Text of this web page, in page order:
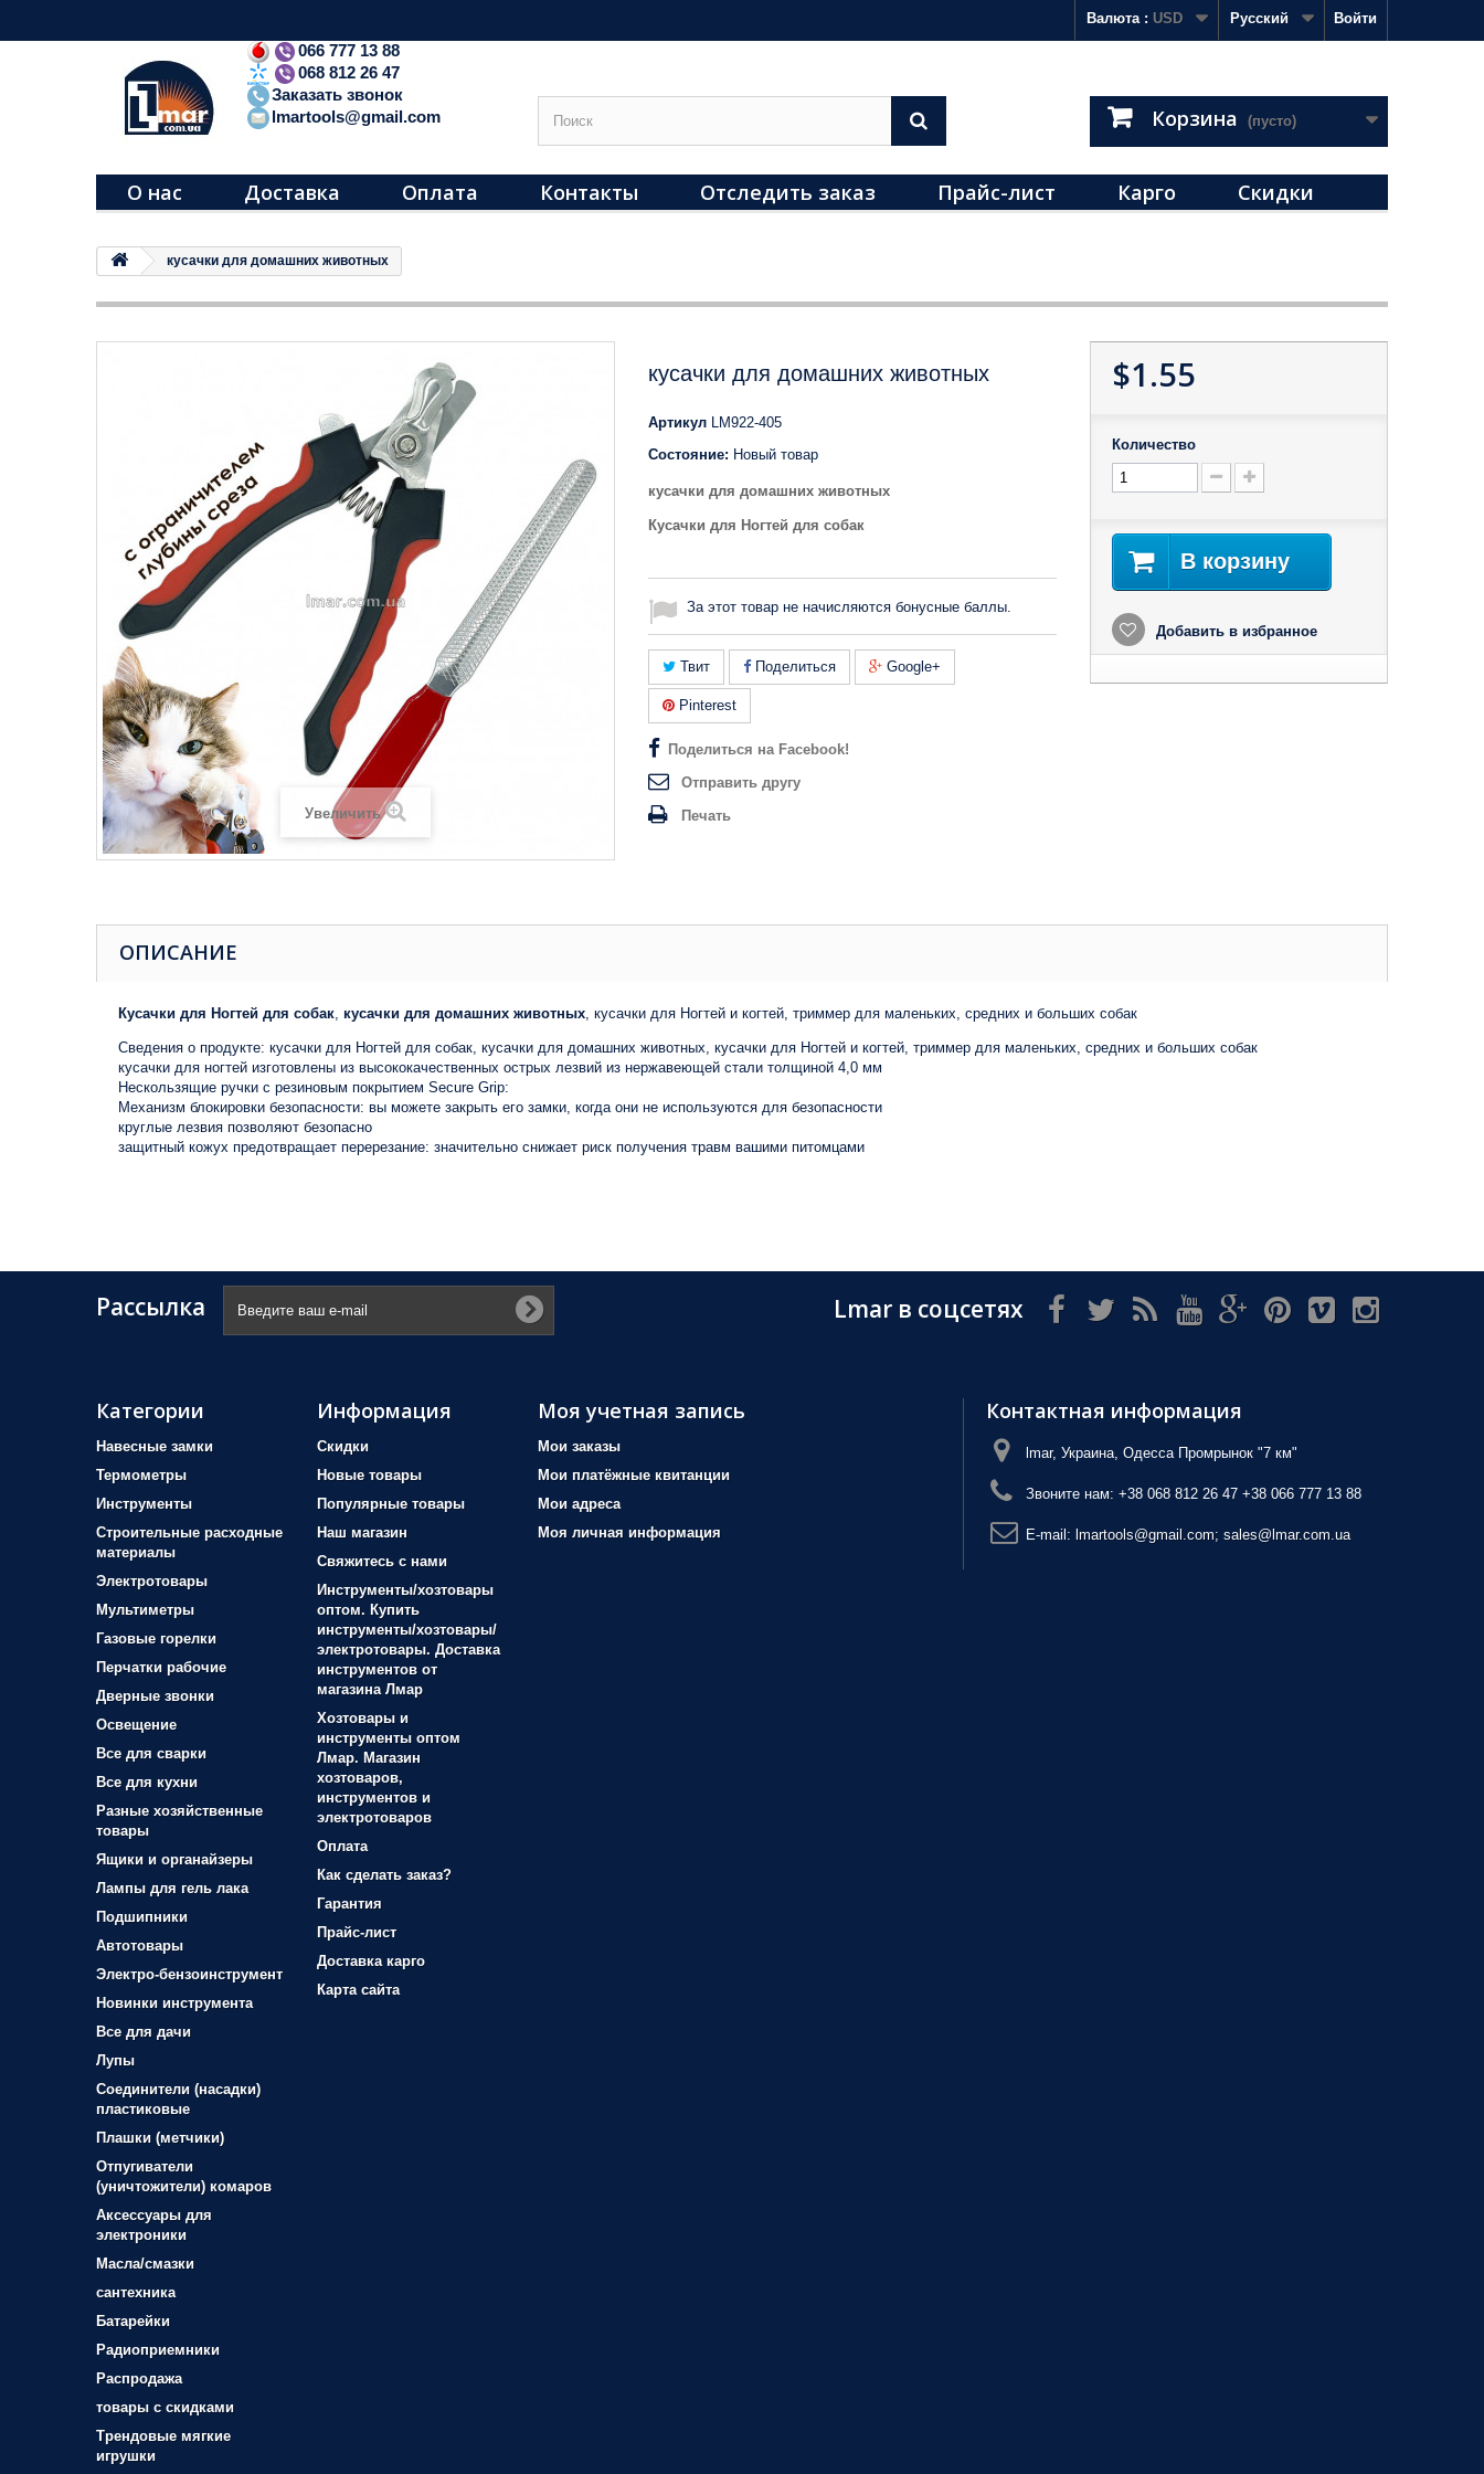
Войти
Русский
Валюта : USD
066 777 13 88
068 812 26 47
Заказать звонок
lmartools@gmail.com
Корзина (пусто)
О нас Доставка Оплата Контакты Отследить заказ Прайс-лист Карго Скидки
кусачки для домашних животных
Увеличить
кусачки для домашних животных
Артикул LM922-405
Состояние: Новый товар
кусачки для домашних животных
Кусачки для Ногтей для собак
За этот товар не начисляются бонусные баллы.
Твит Поделиться Google+
Pinterest
Поделиться на Facebook!
Отправить другу
Печать
$1.55
Количество
В корзину
Добавить в избранное
ОПИСАНИЕ
Кусачки для Ногтей для собак, кусачки для домашних животных, кусачки для Ногтей и когтей, триммер для маленьких, средних и больших собак
Сведения о продукте: кусачки для Ногтей для собак, кусачки для домашних животных, кусачки для Ногтей и когтей, триммер для маленьких, средних и больших собак
кусачки для ногтей изготовлены из высококачественных острых лезвий из нержавеющей стали толщиной 4,0 мм
Нескользящие ручки с резиновым покрытием Secure Grip:
Механизм блокировки безопасности: вы можете закрыть его замки, когда они не используются для безопасности
круглые лезвия позволяют безопасно
защитный кожух предотвращает перерезание: значительно снижает риск получения травм вашими питомцами
Рассылка Lmar в соцсетях
Категории
Навесные замки
Термометры
Инструменты
Строительные расходные
материалы
Электротовары
Мультиметры
Газовые горелки
Перчатки рабочие
Дверные звонки
Освещение
Все для сварки
Все для кухни
Разные хозяйственные
товары
Ящики и органайзеры
Лампы для гель лака
Подшипники
Автотовары
Электро-бензоинструмент
Новинки инструмента
Все для дачи
Лупы
Соединители (насадки)
пластиковые
Плашки (метчики)
Отпугиватели
(уничтожители) комаров
Аксессуары для
электроники
Масла/смазки
сантехника
Батарейки
Радиоприемники
Распродажа
товары с скидками
Трендовые мягкие
игрушки
Информация
Скидки
Новые товары
Популярные товары
Наш магазин
Свяжитесь с нами
Инструменты/хозтовары
оптом. Купить
инструменты/хозтовары/
электротовары. Доставка
инструментов от
магазина Лмар
Хозтовары и
инструменты оптом
Лмар. Магазин
хозтоваров,
инструментов и
электротоваров
Оплата
Как сделать заказ?
Гарантия
Прайс-лист
Доставка карго
Карта сайта
Моя учетная запись
Мои заказы
Мои платёжные квитанции
Мои адреса
Моя личная информация
Контактная информация
lmar, Украина, Одесса Промрынок "7 км"
Звоните нам: +38 068 812 26 47 +38 066 777 13 88
E-mail: lmartools@gmail.com; sales@lmar.com.ua